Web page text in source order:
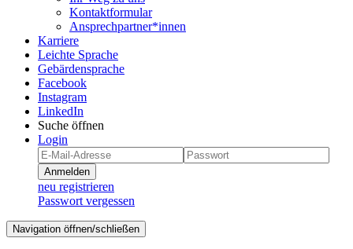
Kontaktformular
Ansprechpartner*innen
Karriere
Leichte Sprache
Gebärdensprache
Facebook
Instagram
LinkedIn
Suche öffnen
Login
Anmelden
neu registrieren
Passwort vergessen
Navigation öffnen/schließen